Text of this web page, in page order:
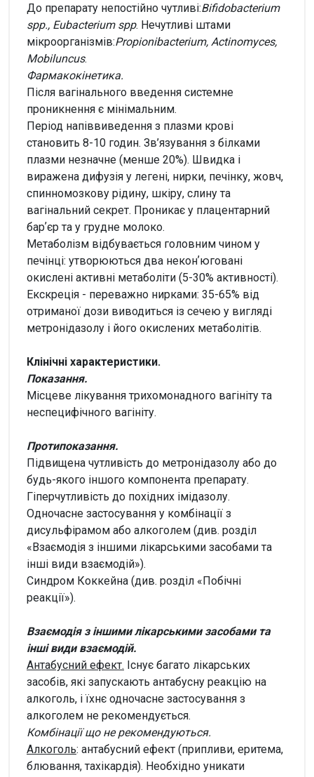
До препарату непостійно чутливі:Bifidobacterium
spp., Eubacterium spp. Нечутливі штами
мікроорганізмів:Propionibacterium, Actinomyces,
Mobiluncus.
Фармакокінетика.
Після вагінального введення системне
проникнення є мінімальним.
Період напіввиведення з плазми крові
становить 8-10 годин. Зв’язування з білками
плазми незначне (менше 20%). Швидка і
виражена дифузія у легені, нирки, печінку, жовч,
спинномозкову рідину, шкіру, слину та
вагінальний секрет. Проникає у плацентарний
барʼєр та у грудне молоко.
Метаболізм відбувається головним чином у
печінці: утворюються два неконʼюговані
окислені активні метаболіти (5-30% активності).
Екскреція - переважно нирками: 35-65% від
отриманої дози виводиться із сечею у вигляді
метронідазолу і його окислених метаболітів.
Клінічні характеристики.
Показання.
Місцеве лікування трихомонадного вагініту та
неспецифічного вагініту.
Протипоказання.
Підвищена чутливість до метронідазолу або до
будь-якого іншого компонента препарату.
Гіперчутливість до похідних імідазолу.
Одночасне застосування у комбінації з
дисульфірамом або алкоголем (див. розділ
«Взаємодія з іншими лікарськими засобами та
інші види взаємодій»).
Синдром Коккейна (див. розділ «Побічні
реакції»).
Взаємодія з іншими лікарськими засобами та
інші види взаємодій.
Антабусний ефект. Існує багато лікарських
засобів, які запускають антабусну реакцію на
алкоголь, і їхнє одночасне застосування з
алкоголем не рекомендується.
Комбінації що не рекомендуються.
Алкоголь: антабусний ефект (припливи, еритема,
блювання, тахікардія). Необхідно уникати